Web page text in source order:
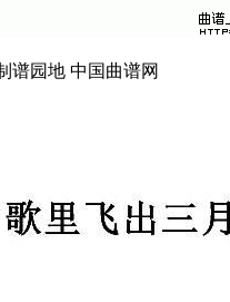
谱园地 中国曲谱网